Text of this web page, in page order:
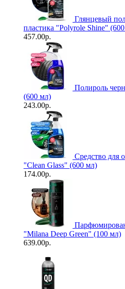
Глянцевый
пластика "Polyrole Shine"
457.00р.
Полироль
(600 мл)
243.00р.
Средство для
"Clean Glass" (600 мл)
174.00р.
"Milana Deep Green" (100 мл)
639.00р.